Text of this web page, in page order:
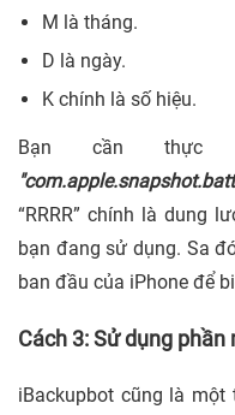
M là tháng.
D là ngày.
K chính là số hiệu.
Bạn cần thực
“RRRR” chính là dung
bạn đang sử dụng. Sa
ban đầu của iPhone để
Cách 3: Sử dụng
iBackupbot cũng là